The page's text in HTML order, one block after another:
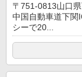
〒751-0813山口
中国自動車道下関
シーで20...